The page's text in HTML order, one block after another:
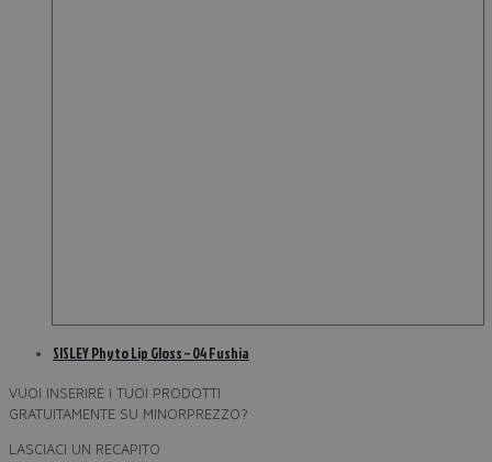
SISLEY Phyto Lip Gloss – 04 Fushia
VUOI INSERIRE I TUOI PRODOTTI
GRATUITAMENTE SU MINORPREZZO?
LASCIACI UN RECAPITO